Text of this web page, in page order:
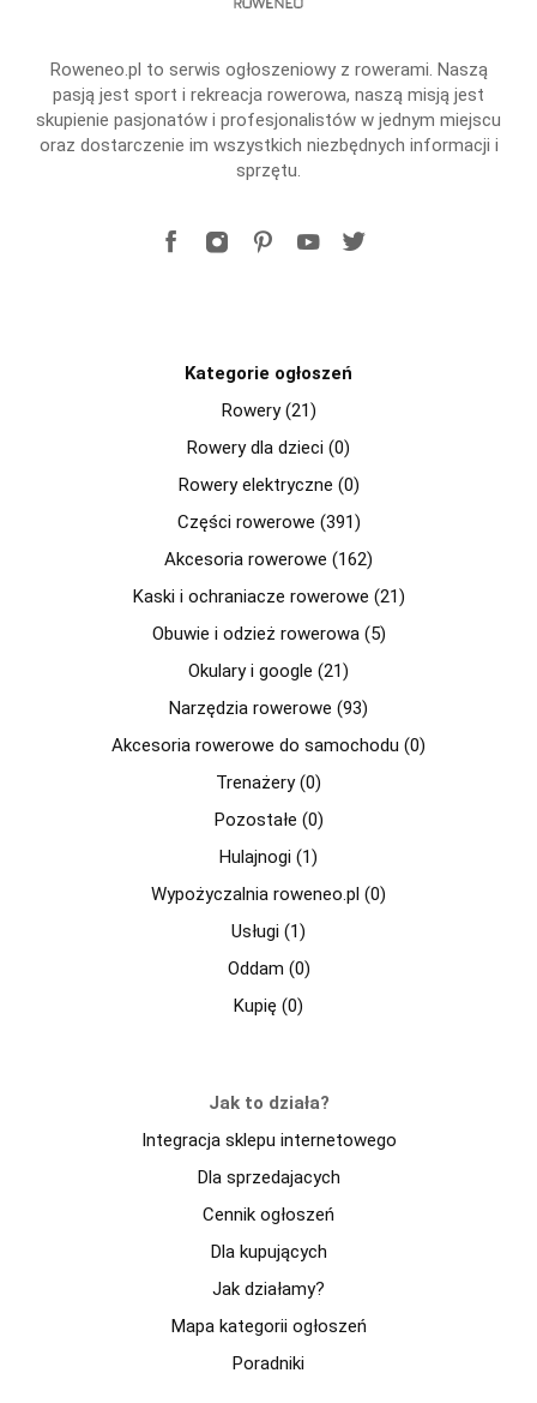
Roweneo.pl to serwis ogłoszeniowy z rowerami. Naszą
pasją jest sport i rekreacja rowerowa, naszą misją jest
skupienie pasjonatów i profesjonalistów w jednym miejscu
oraz dostarczenie im wszystkich niezbędnych informacji i
sprzętu.
Kategorie ogłoszeń
Rowery (21)
Rowery dla dzieci (0)
Rowery elektryczne (0)
Części rowerowe (391)
Akcesoria rowerowe (162)
Kaski i ochraniacze rowerowe (21)
Obuwie i odzież rowerowa (5)
Okulary i google (21)
Narzędzia rowerowe (93)
Akcesoria rowerowe do samochodu (0)
Trenażery (0)
Pozostałe (0)
Hulajnogi (1)
Wypożyczalnia roweneo.pl (0)
Usługi (1)
Oddam (0)
Kupię (0)
Jak to działa?
Integracja sklepu internetowego
Dla sprzedajacych
Cennik ogłoszeń
Dla kupujących
Jak działamy?
Mapa kategorii ogłoszeń
Poradniki